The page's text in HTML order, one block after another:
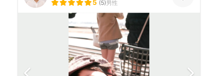
5 (5)男性